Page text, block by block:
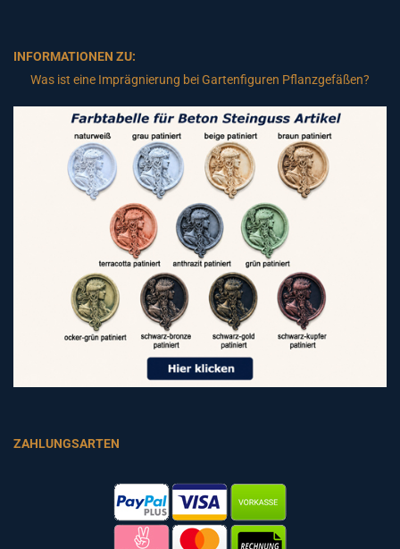
INFORMATIONEN ZU:
Was ist eine Imprägnierung bei Gartenfiguren Pflanzgefäßen?
ZAHLUNGSARTEN